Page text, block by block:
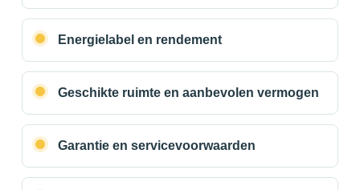
Energielabel en rendement
Geschikte ruimte en aanbevolen vermogen
Garantie en servicevoorwaarden